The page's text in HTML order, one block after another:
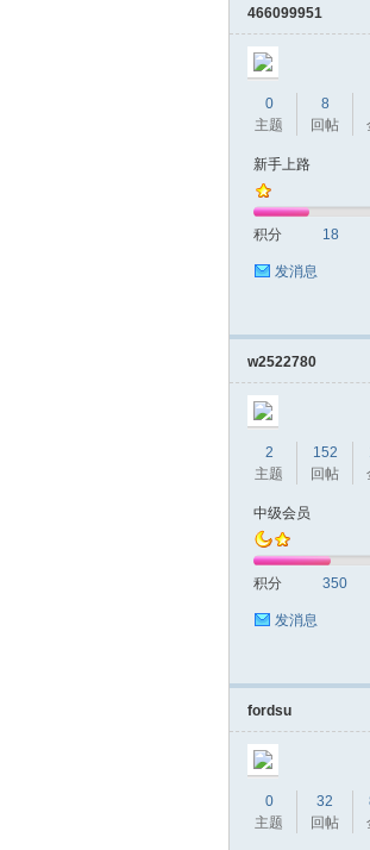
466099951
0
主题
8
回帖
新手上路
积分 18
发消息
w2522780
2
主题
152
回帖
中级会员
积分 350
发消息
fordsu
0
主题
32
回帖